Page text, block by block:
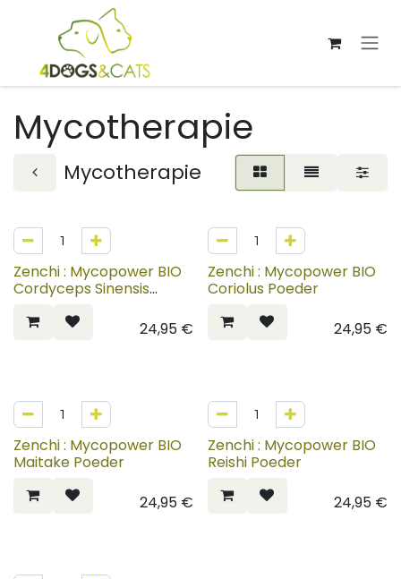
Overslaan naar inhoud
Mycotherapie
Mycotherapie
Zenchi : Mycopower BIO
Cordyceps Sinensis
24,95€
Zenchi : Mycopower BIO
Coriolus Poeder
24,95€
Zenchi : Mycopower BIO
Maitake Poeder
24,95€
Zenchi : Mycopower BIO
Reishi Poeder
24,95€